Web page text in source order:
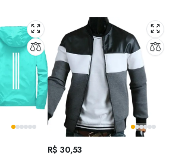
R$ 30,53